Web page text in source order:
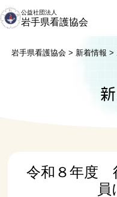
公益社団法人
岩手県看護協会
岩手県看護協会 > 新着情報 >
令和８年度
員